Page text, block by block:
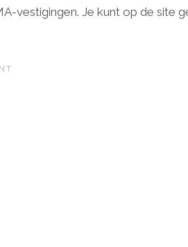
vestigingen. Je kunt op de site